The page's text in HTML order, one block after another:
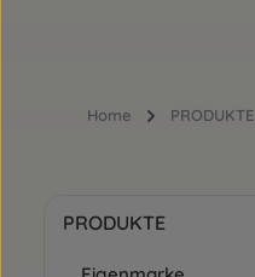
Home PRODUKTE
PRODUKTE